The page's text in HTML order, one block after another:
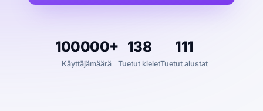
100000+
Käyttäjämäärä
138
Tuetut kielet
111
Tuetut alustat